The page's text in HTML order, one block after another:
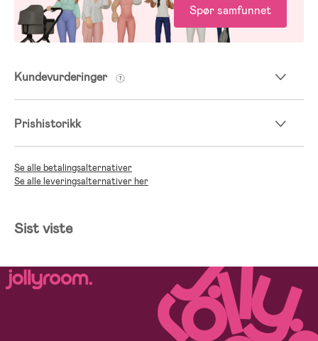
Spør samfunnet
Kundevurderinger
Prishistorikk
Se alle betalingsalternativer
Se alle leveringsalternativer her
Sist viste